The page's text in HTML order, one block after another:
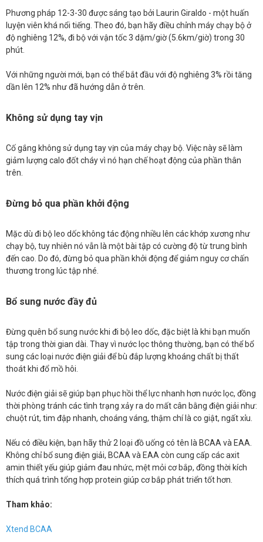
Phương pháp 12-3-30 được sáng tạo bởi Laurin Giraldo - một huấn
luyện viên khá nổi tiếng. Theo đó, bạn hãy điều chỉnh máy chạy bộ ở
độ nghiêng 12%, đi bộ với vận tốc 3 dặm/giờ (5.6km/giờ) trong 30
phút.
Với những người mới, bạn có thể bắt đầu với độ nghiêng 3% rồi tăng
dần lên 12% như đã hướng dẫn ở trên.
Không sử dụng tay vịn
Cố gắng không sử dụng tay vịn của máy chạy bộ. Việc này sẽ làm
giảm lượng calo đốt cháy vì nó hạn chế hoạt động của phần thân
trên.
Đừng bỏ qua phần khởi động
Mặc dù đi bộ leo dốc không tác động nhiều lên các khớp xương như
chạy bộ, tuy nhiên nó vẫn là một bài tập có cường độ từ trung bình
đến cao. Do đó, đừng bỏ qua phần khởi động để giảm nguy cơ chấn
thương trong lúc tập nhé.
Bổ sung nước đầy đủ
Đừng quên bổ sung nước khi đi bộ leo dốc, đặc biệt là khi bạn muốn
tập trong thời gian dài. Thay vì nước lọc thông thường, bạn có thể bổ
sung các loại nước điện giải để bù đắp lượng khoáng chất bị thất
thoát khi đổ mồ hôi.
Nước điện giải sẽ giúp bạn phục hồi thể lực nhanh hơn nước lọc, đồng
thời phòng tránh các tình trạng xảy ra do mất cân bằng điện giải như:
chuột rút, tim đập nhanh, choáng váng, thậm chí là co giật, ngất xỉu.
Nếu có điều kiện, bạn hãy thử 2 loại đồ uống có tên là BCAA và EAA.
Không chỉ bổ sung điện giải, BCAA và EAA còn cung cấp các axit
amin thiết yếu giúp giảm đau nhức, mệt mỏi cơ bắp, đồng thời kích
thích quá trình tổng hợp protein giúp cơ bắp phát triển tốt hơn.
Tham khảo:
Xtend BCAA